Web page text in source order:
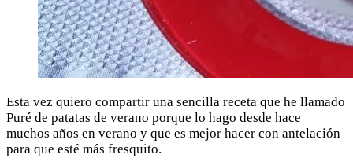
Esta vez quiero compartir una sencilla receta que he llamado
Puré de patatas de verano porque lo hago desde hace
muchos años en verano y que es mejor hacer con antelación
para que esté más fresquito.